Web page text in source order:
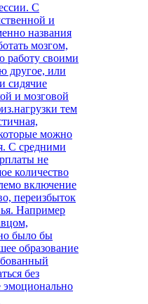
С
и
названия
мозгом,
работу своими
другое, или
сидячие
и мозговой
тем
можно
С средними
не
количество
включение
переизбыток
Например
было бы
образование
без
эмоционально